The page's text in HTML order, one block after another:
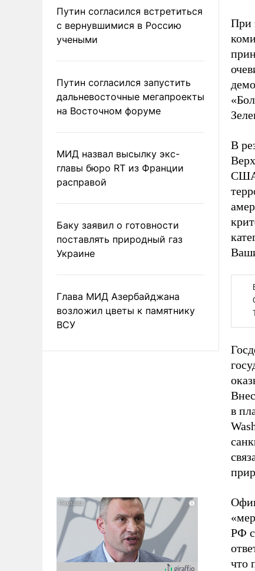
Путин согласился встретиться
с вернувшимися в Россию
учеными
Путин согласился запустить
дальневосточные мегапроекты
на Восточном форуме
МИД назвал высылку экс-
главы бюро RT из Франции
расправой
Баку заявил о готовности
поставлять природный газ
Украине
Глава МИД Азербайджана
возложил цветы к памятнику
ВСУ
При
В
США
в
РФ
что